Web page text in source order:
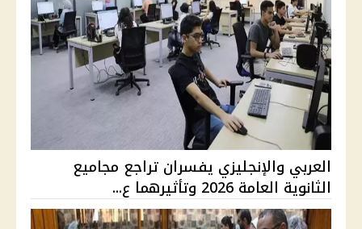
العربي والإنجليزي يفسران تراجع مجاميع
الثانوية العامة 2026 وتأثيرهما ع...